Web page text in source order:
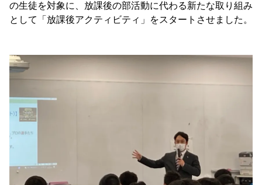
の生徒を対象に、放課後の部活動に代わる新たな取り組み
として「放課後アクティビティ」をスタートさせました。